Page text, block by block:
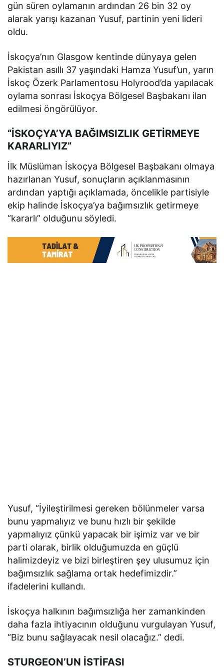
gün süren oylamanın ardından 26 bin 32 oy
alarak yarışı kazanan Yusuf, partinin yeni lideri
oldu.
İskoçya’nın Glasgow kentinde dünyaya gelen
Pakistan asıllı 37 yaşındaki Hamza Yusuf’un, yarın
İskoç Özerk Parlamentosu Holyrood’da yapılacak
oylama sonrası İskoçya Bölgesel Başbakanı ilan
edilmesi öngörülüyor.
“İSKOÇYA’YA BAĞIMSIZLIK GETİRMEYE
KARARLIYIZ”
İlk Müslüman İskoçya Bölgesel Başbakanı olmaya
hazırlanan Yusuf, sonuçların açıklanmasının
ardından yaptığı açıklamada, öncelikle partisiyle
ekip halinde İskoçya’ya bağımsızlık getirmeye
“kararlı” olduğunu söyledi.
Yusuf, “İyileştirilmesi gereken bölünmeler varsa
bunu yapmalıyız ve bunu hızlı bir şekilde
yapmalıyız çünkü yapacak bir işimiz var ve bir
parti olarak, birlik olduğumuzda en güçlü
halimizdeyiz ve bizi birleştiren şey ulusumuz için
bağımsızlık sağlama ortak hedefimizdir.”
ifadelerini kullandı.
İskoçya halkının bağımsızlığa her zamankinden
daha fazla ihtiyacının olduğunu vurgulayan Yusuf,
“Biz bunu sağlayacak nesil olacağız.” dedi.
STURGEON’UN İSTİFASI